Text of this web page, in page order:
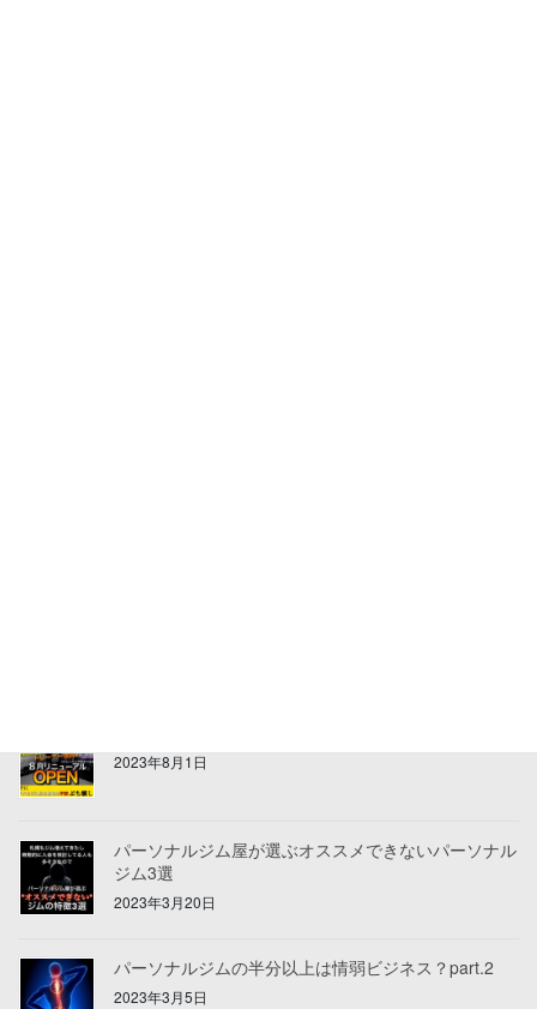
2023年8月1日
パーソナルジム屋が選ぶオススメできないパーソナル
ジム3選
2023年3月20日
パーソナルジムの半分以上は情弱ビジネス？part.2
2023年3月5日